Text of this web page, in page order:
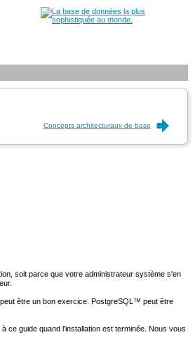
Concepts architecturaux de base
soit parce que votre administrateur système s'en
être un bon exercice. PostgreSQL ™ peut être
ce guide quand l'installation est terminée. Nous vous